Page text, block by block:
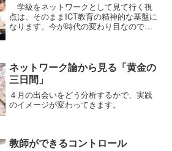
学級をネットワークとして見て行く視
点は、そのままICT教育の精神的な基盤に
なります。今が時代の変わり目なので
ネットワーク論から見る「黄金の
三日間」
４月の出会いをどう分析するかで、実践
のイメージが変わってきます。
教師ができるコントロール